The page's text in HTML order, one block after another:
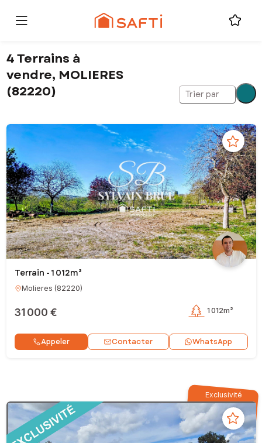
4 Terrains à
vendre, MOLIERES
(82220)
Trier par
Terrain - 1 012m²
Molieres (82220)
31 000 € 1 012m²
Appeler Contacter WhatsApp
Exclusivité